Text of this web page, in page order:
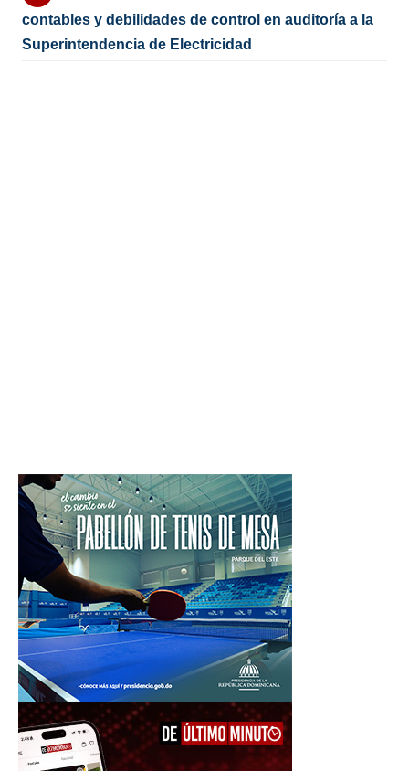
contables y debilidades de control en auditoría a la
Superintendencia de Electricidad